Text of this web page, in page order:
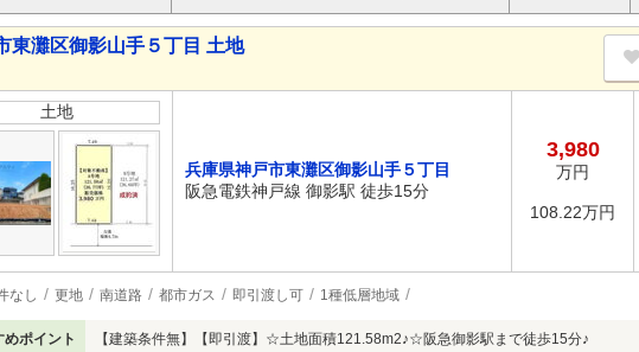
東灘区御影山手５丁目 土地
土地
兵庫県神戸市東灘区御影山手５丁目
阪急電鉄神戸線 御影駅 徒歩15分
3,980
万円
108.22万円
なし 更地 南道路 都市ガス 即引渡し可 1種低層地域
めポイント 【建築条件無】【即引渡】☆土地面積121.58m2♪☆阪急御影駅まで徒歩15分♪